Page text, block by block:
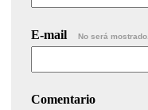
E-mail No será mostrado.
Comentario